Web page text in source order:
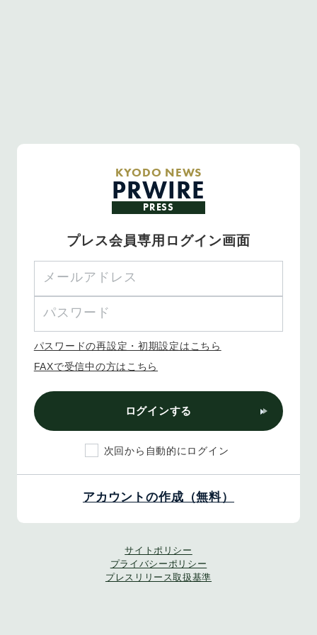
KYODO NEWS
PRWIRE
PRESS
プレス会員専用ログイン画面
パスワードの再設定・初期設定はこちら
FAXで受信中の方はこちら
ログインする
次回から自動的にログイン
アカウントの作成（無料）
サイトポリシー
プライバシーポリシー
プレスリリース取扱基準